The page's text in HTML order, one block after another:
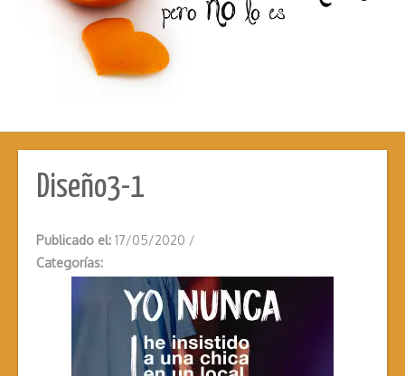
Diseño3-1
Publicado el: 17/05/2020 /
Categorías: